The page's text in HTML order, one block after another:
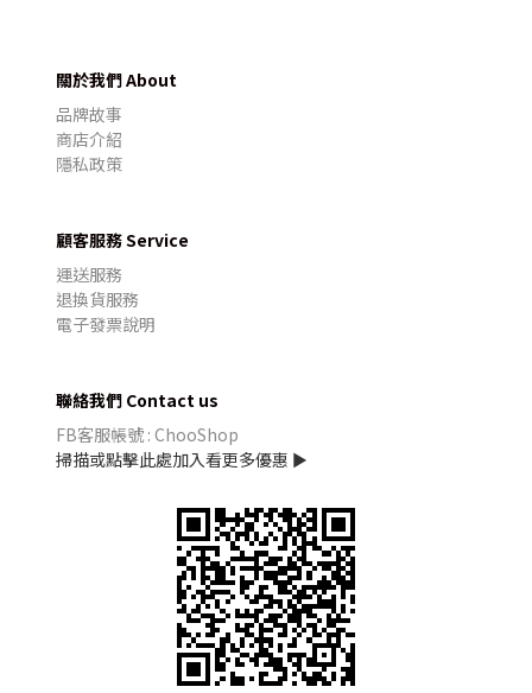
關於我們 About
品牌故事
商店介紹
隱私政策
顧客服務 Service
運送服務
退換貨服務
電子發票說明
聯絡我們 Contact us
FB客服帳號 : ChooShop
掃描或點擊此處加入看更多優惠 ►